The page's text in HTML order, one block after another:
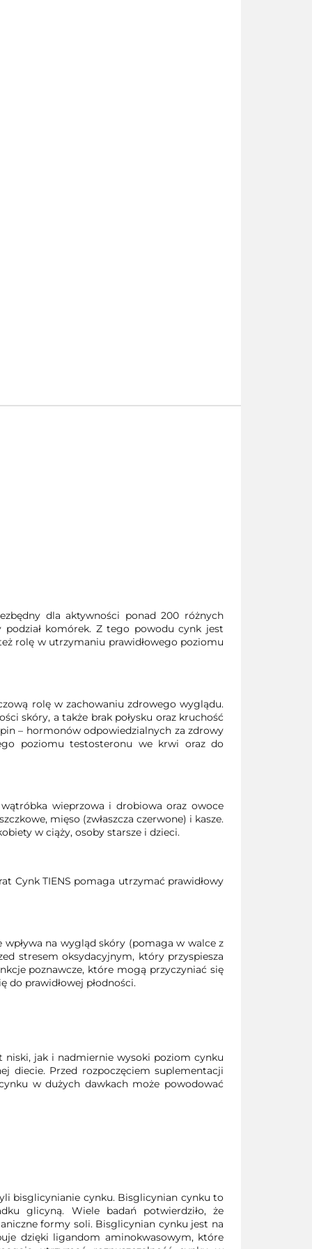
dla aktywności ponad 200 różnych
podział komórek. Z tego powodu cynk jest
rolę w utrzymaniu prawidłowego poziomu
rolę w zachowaniu zdrowego wyglądu.
skóry, a także brak połysku oraz kruchość
– hormonów odpowiedzialnych za zdrowy
poziomu testosteronu we krwi oraz do
wieprzowa i drobiowa oraz owoce
mięso (zwłaszcza czerwone) i kasze.
w ciąży, osoby starsze i dzieci.
Cynk TIENS pomaga utrzymać prawidłowy
na wygląd skóry (pomaga w walce z
stresem oksydacyjnym, który przyspiesza
poznawcze, które mogą przyczyniać się
prawidłowej płodności.
niski, jak i nadmiernie wysoki poziom cynku
diecie. Przed rozpoczęciem suplementacji
w dużych dawkach może powodować
bisglicynianie cynku. Bisglicynian cynku to
glicyną. Wiele badań potwierdziło, że
formy soli. Bisglicynian cynku jest na
dzięki ligandom aminokwasowym, które